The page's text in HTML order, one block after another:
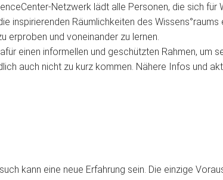
Netzwerk lädt alle Personen, die sich
inspirierenden Räumlichkeiten des
erproben und voneinander zu lernen.
einen informellen und geschützten Rahmen, um
auch nicht zu kurz kommen. Nähere Infos und
kann eine neue Erfahrung sein. Die einzige